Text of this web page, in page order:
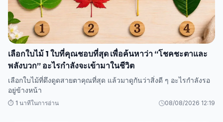
เลือกใบไม้ 1 ใบที่คุณชอบที่สุด เพื่อค้นหาว่า “โชคชะตาและ
พลังบวก” อะไรกำลังจะเข้ามาในชีวิต
เลือกใบไม้ที่ดึงดูดสายตาคุณที่สุด แล้วมาดูกันว่าสิ่งดี ๆ อะไรกำลังรอ
อยู่ข้างหน้า
⏱️ 1 นาทีในการอ่าน 08/08/2026 12:19